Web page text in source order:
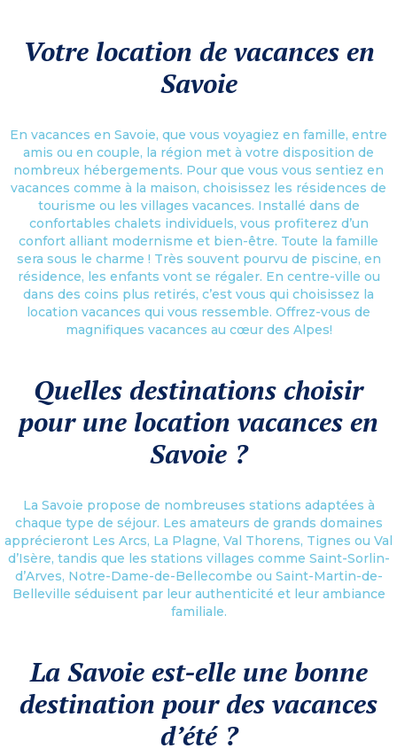
Votre location de vacances en
Savoie
En vacances en Savoie, que vous voyagiez en famille, entre
amis ou en couple, la région met à votre disposition de
nombreux hébergements. Pour que vous vous sentiez en
vacances comme à la maison, choisissez les résidences de
tourisme ou les villages vacances. Installé dans de
confortables chalets individuels, vous profiterez d’un
confort alliant modernisme et bien-être. Toute la famille
sera sous le charme ! Très souvent pourvu de piscine, en
résidence, les enfants vont se régaler. En centre-ville ou
dans des coins plus retirés, c’est vous qui choisissez la
location vacances qui vous ressemble. Offrez-vous de
magnifiques vacances au cœur des Alpes!
Quelles destinations choisir
pour une location vacances en
Savoie ?
La Savoie propose de nombreuses stations adaptées à
chaque type de séjour. Les amateurs de grands domaines
apprécieront Les Arcs, La Plagne, Val Thorens, Tignes ou Val
d’Isère, tandis que les stations villages comme Saint-Sorlin-
d’Arves, Notre-Dame-de-Bellecombe ou Saint-Martin-de-
Belleville séduisent par leur authenticité et leur ambiance
familiale.
La Savoie est-elle une bonne
destination pour des vacances
d’été ?